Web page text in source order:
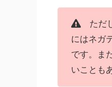
ただし
にはネガ
です。ま
いことも